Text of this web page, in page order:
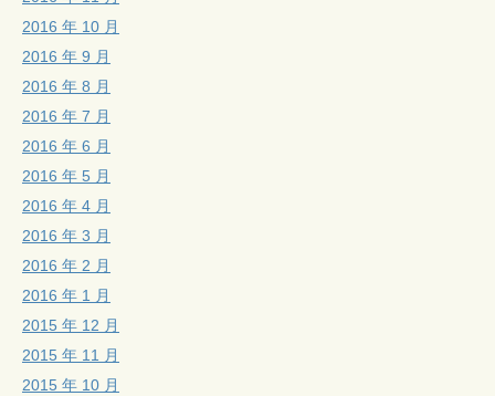
2016 年 10 月
2016 年 9 月
2016 年 8 月
2016 年 7 月
2016 年 6 月
2016 年 5 月
2016 年 4 月
2016 年 3 月
2016 年 2 月
2016 年 1 月
2015 年 12 月
2015 年 11 月
2015 年 10 月